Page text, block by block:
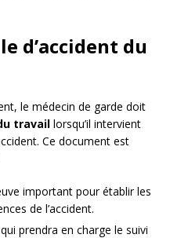
d’accident du
le médecin de garde doit
travail lorsqu’il intervient
Ce document est
important pour établir les
de l’accident.
prendra en charge le suivi